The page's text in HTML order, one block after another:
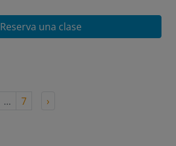
Reserva una clase
... 7 ›